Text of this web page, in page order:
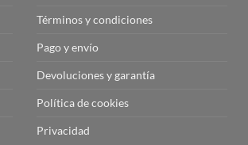
Términos y condiciones
Pago y envío
Devoluciones y garantía
Política de cookies
Privacidad